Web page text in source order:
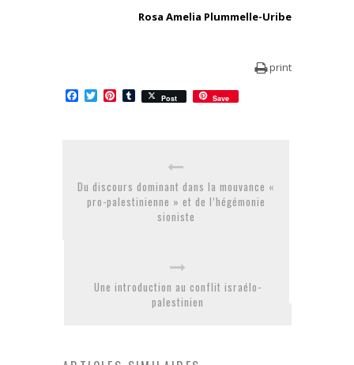
Rosa Amelia Plummelle-Uribe
print
Facebook
TwitterPinterest
Tumblr
Post Save
Du discours dominant dans la mouvance «
pro-palestinienne » et de l’hégémonie
sioniste
Une introduction au conflit israélo-
palestinien